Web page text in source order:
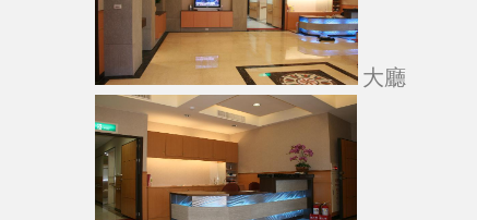
大廳